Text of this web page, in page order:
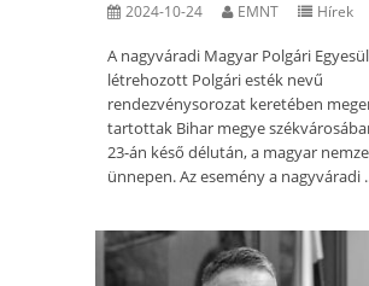
2024-10-24 EMNT Hírek
A nagyváradi Magyar Polgári
létrehozott Polgári esték nevű
rendezvénysorozat keretében
tartottak Bihar megye
23-án késő délután, a magyar
ünnepen. Az esemény a nagyváradi